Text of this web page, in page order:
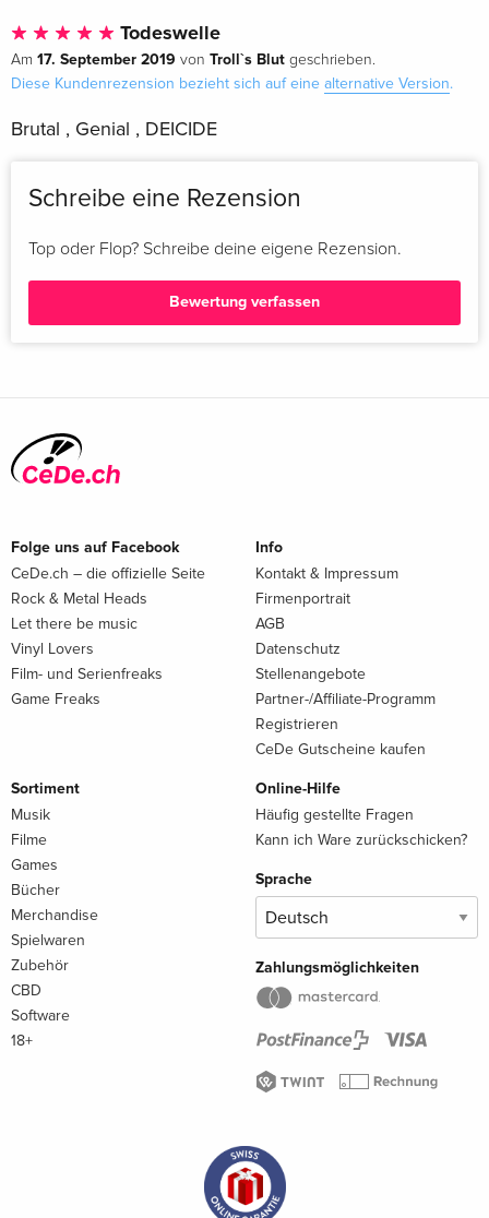
Todeswelle
Am 17. September 2019 von Troll`s Blut geschrieben.
Diese Kundenrezension bezieht sich auf eine alternative Version.
Brutal , Genial , DEICIDE
Schreibe eine Rezension
Top oder Flop? Schreibe deine eigene Rezension.
Bewertung verfassen
Folge uns auf Facebook
CeDe.ch – die offizielle Seite
Rock & Metal Heads
Let there be music
Vinyl Lovers
Film- und Serienfreaks
Game Freaks
Info
Kontakt & Impressum
Firmenportrait
AGB
Datenschutz
Stellenangebote
Partner-/Affiliate-Programm
Registrieren
CeDe Gutscheine kaufen
Sortiment
Musik
Filme
Games
Bücher
Merchandise
Spielwaren
Zubehör
CBD
Software
18+
Online-Hilfe
Häufig gestellte Fragen
Kann ich Ware zurückschicken?
Sprache
Zahlungsmöglichkeiten